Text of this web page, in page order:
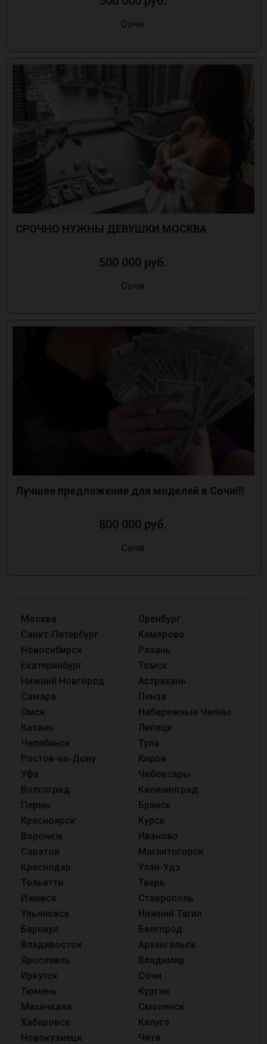
Сочи
СРОЧНО НУЖНЫ ДЕВУШКИ МОСКВА
500 000 руб.
Сочи
Лучшее предложение для моделей в Сочи!!!
800 000 руб.
Сочи
Москва
Санкт-Петербург
Новосибирск
Екатеринбург
Нижний Новгород
Самара
Омск
Казань
Челябинск
Ростов-на-Дону
Уфа
Волгоград
Пермь
Красноярск
Воронеж
Саратов
Краснодар
Тольятти
Ижевск
Ульяновск
Барнаул
Владивосток
Ярославль
Иркутск
Тюмень
Махачкала
Хабаровск
Новокузнецк
Оренбург
Кемерово
Рязань
Томск
Астрахань
Пенза
Набережные Челны
Липецк
Тула
Киров
Чебоксары
Калининград
Брянск
Курск
Иваново
Магнитогорск
Улан-Удэ
Тверь
Ставрополь
Нижний Тагил
Белгород
Архангельск
Владимир
Сочи
Курган
Смоленск
Калуга
Чита